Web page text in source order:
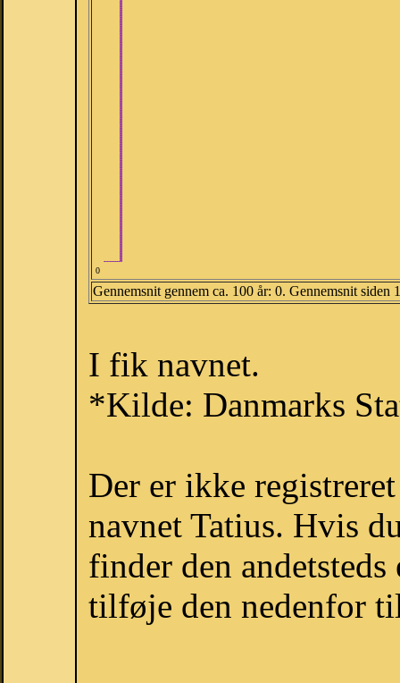
0
Gennemsnit gennem ca. 100 år: 0. Gennemsnit siden
I fik navnet.
*Kilde: Danmarks
Der er ikke
navnet Tatius. Hvis
finder den
tilføje den nedenfor